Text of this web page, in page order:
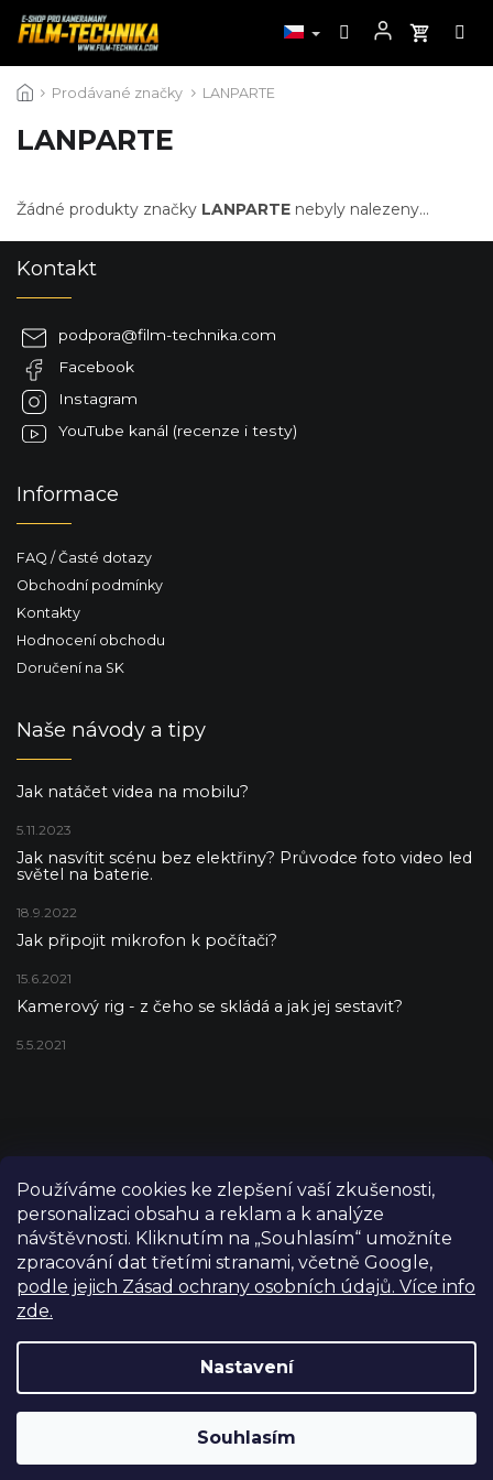
Používáme cookies ke zlepšení vaší zkušenosti,
personalizaci obsahu a reklam a k analýze
návštěvnosti. Kliknutím na „Souhlasím“ umožníte
zpracování dat třetími stranami, včetně Google,
podle jejich Zásad ochrany osobních údajů. Více info
zde.
Nastavení
Souhlasím
na
Výdejní sklad Praha: PO–PÁ 8:00–16:00. Při objednání a
Prodávané značky LANPARTE
LANPARTE
Žádné produkty značky LANPARTE nebyly nalezeny...
Kontakt
podpora@film-technika.com
Facebook
Instagram
YouTube kanál (recenze i testy)
Informace
FAQ / Časté dotazy
Obchodní podmínky
Kontakty
Hodnocení obchodu
Doručení na SK
Naše návody a tipy
Jak natáčet videa na mobilu?
5.11.2023
Jak nasvítit scénu bez elektřiny? Průvodce foto video led
světel na baterie.
18.9.2022
Jak připojit mikrofon k počítači?
15.6.2021
Kamerový rig - z čeho se skládá a jak jej sestavit?
5.5.2021
Vytvořil Shoptet
Copyright 2026FILM-TECHNIKA. Všechna práva vyhrazena.
Upravit nastavení cookies